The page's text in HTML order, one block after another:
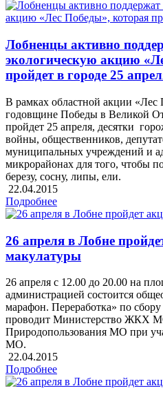
Лобненцы активно
экологическую акцию
пройдет в городе 25
В рамках областной акции
годовщине Победы в Великой
пройдет 25 апреля, десятки
войны, общественников,
муниципальных учреждений и
микрорайонах для того, чтобы
березу, сосну, липы, ели.
22.04.2015
Подробнее
26 апреля в Лобне
макулатуры
26 апреля с 12.00 до 20.00 на
администрацией состоится
марафон. Переработка» по
проводит Министерство ЖКХ
Природопользования МО при
МО.
22.04.2015
Подробнее